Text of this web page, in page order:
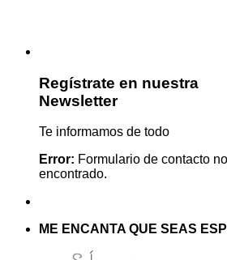
Regístrate en nuestra
Newsletter
Te informamos de todo
Error: Formulario de contacto no
encontrado.
ME ENCANTA QUE SEAS